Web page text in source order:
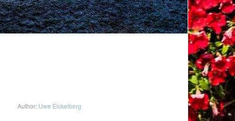
Author: Uwe Eickelberg